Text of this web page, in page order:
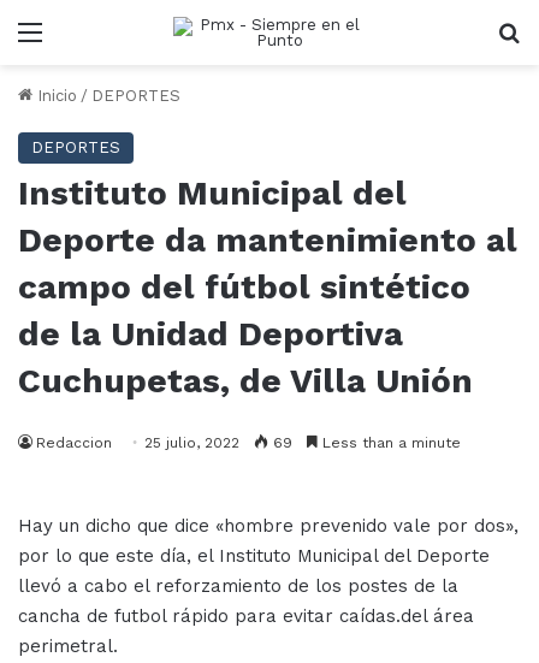
Menu
Inicio / DEPORTES
DEPORTES
Instituto Municipal del
Deporte da mantenimiento al
campo del fútbol sintético
de la Unidad Deportiva
Cuchupetas, de Villa Unión
Redaccion 25 julio, 2022 69 Less than a minute
Hay un dicho que dice «hombre prevenido vale por dos»,
por lo que este día, el Instituto Municipal del Deporte
llevó a cabo el reforzamiento de los postes de la
cancha de futbol rápido para evitar caídas.del área
perimetral.